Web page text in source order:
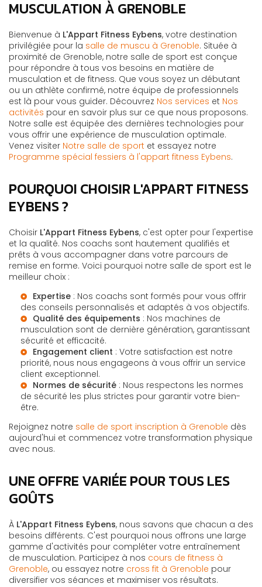
MUSCULATION À GRENOBLE
Bienvenue à L'Appart Fitness Eybens, votre destination
privilégiée pour la salle de muscu à Grenoble. Située à
proximité de Grenoble, notre salle de sport est conçue
pour répondre à tous vos besoins en matière de
musculation et de fitness. Que vous soyez un débutant
ou un athlète confirmé, notre équipe de professionnels
est là pour vous guider. Découvrez Nos services et Nos
activités pour en savoir plus sur ce que nous proposons.
Notre salle est équipée des dernières technologies pour
vous offrir une expérience de musculation optimale.
Venez visiter Notre salle de sport et essayez notre
Programme spécial fessiers à l'appart fitness Eybens.
POURQUOI CHOISIR L'APPART FITNESS
EYBENS ?
Choisir L'Appart Fitness Eybens, c'est opter pour l'expertise
et la qualité. Nos coachs sont hautement qualifiés et
prêts à vous accompagner dans votre parcours de
remise en forme. Voici pourquoi notre salle de sport est le
meilleur choix :
Expertise : Nos coachs sont formés pour vous offrir
des conseils personnalisés et adaptés à vos objectifs.
Qualité des équipements : Nos machines de
musculation sont de dernière génération, garantissant
sécurité et efficacité.
Engagement client : Votre satisfaction est notre
priorité, nous nous engageons à vous offrir un service
client exceptionnel.
Normes de sécurité : Nous respectons les normes
de sécurité les plus strictes pour garantir votre bien-
être.
Rejoignez notre salle de sport inscription à Grenoble dès
aujourd'hui et commencez votre transformation physique
avec nous.
UNE OFFRE VARIÉE POUR TOUS LES
GOÛTS
À L'Appart Fitness Eybens, nous savons que chacun a des
besoins différents. C'est pourquoi nous offrons une large
gamme d'activités pour compléter votre entraînement
de musculation. Participez à nos cours de fitness à
Grenoble, ou essayez notre cross fit à Grenoble pour
diversifier vos séances et maximiser vos résultats.